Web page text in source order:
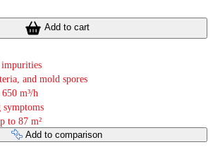
Add to cart
impurities
and mold spores
m³/h
to 87 m²
Add to comparison